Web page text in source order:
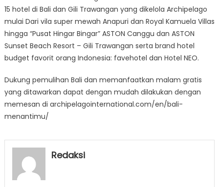
15 hotel di Bali dan Gili Trawangan yang dikelola Archipelago
mulai Dari vila super mewah Anapuri dan Royal Kamuela Villas
hingga “Pusat Hingar Bingar” ASTON Canggu dan ASTON
Sunset Beach Resort – Gili Trawangan serta brand hotel
budget favorit orang Indonesia: favehotel dan Hotel NEO.
Dukung pemulihan Bali dan memanfaatkan malam gratis
yang ditawarkan dapat dengan mudah dilakukan dengan
memesan di archipelagointernational.com/en/bali-
menantimu/
Redaksi